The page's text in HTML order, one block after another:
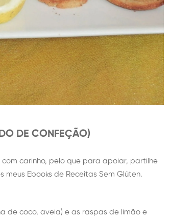
DE CONFEÇÃO)
carinho, pelo que para apoiar, partilhe
Ebooks de Receitas Sem Glúten.
de coco, aveia) e as raspas de limão e